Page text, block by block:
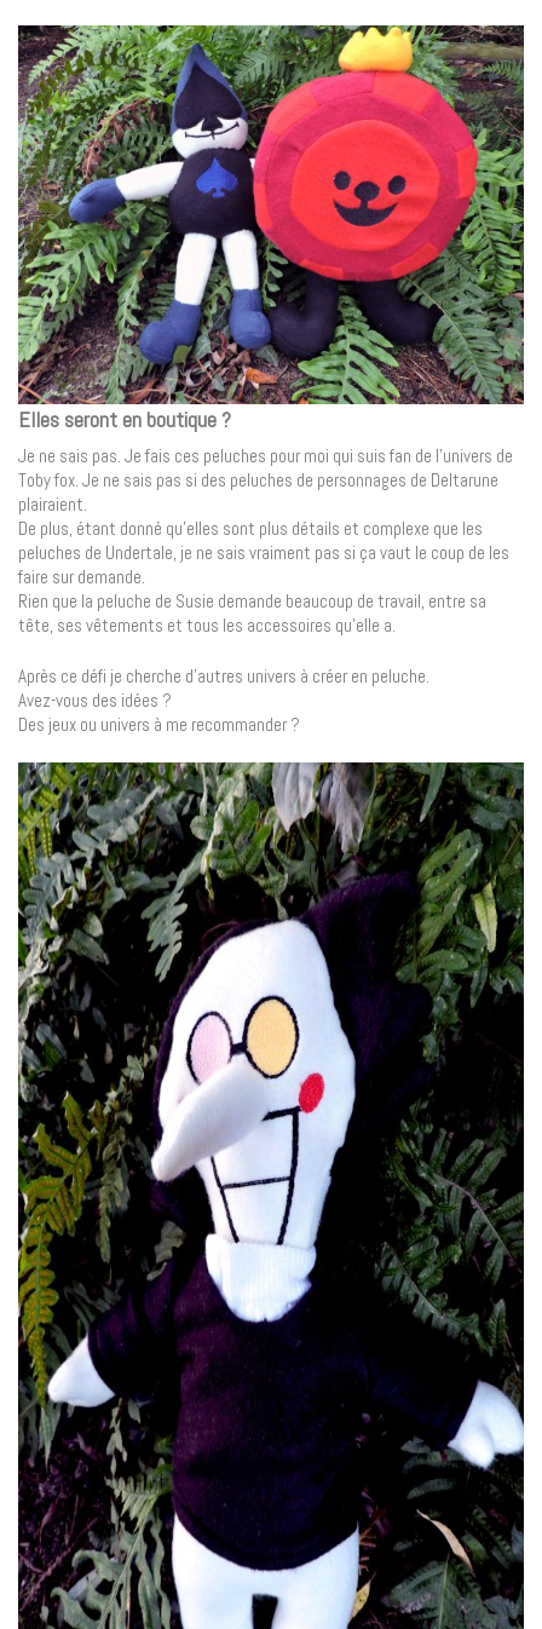
Elles seront en boutique ?
Je ne sais pas. Je fais ces peluches pour moi qui suis fan de l’univers de
Toby fox. Je ne sais pas si des peluches de personnages de Deltarune
plairaient.
De plus, étant donné qu’elles sont plus détails et complexe que les
peluches de Undertale, je ne sais vraiment pas si ça vaut le coup de les
faire sur demande.
Rien que la peluche de Susie demande beaucoup de travail, entre sa
tête, ses vêtements et tous les accessoires qu’elle a.
Après ce défi je cherche d’autres univers à créer en peluche.
Avez-vous des idées ?
Des jeux ou univers à me recommander ?